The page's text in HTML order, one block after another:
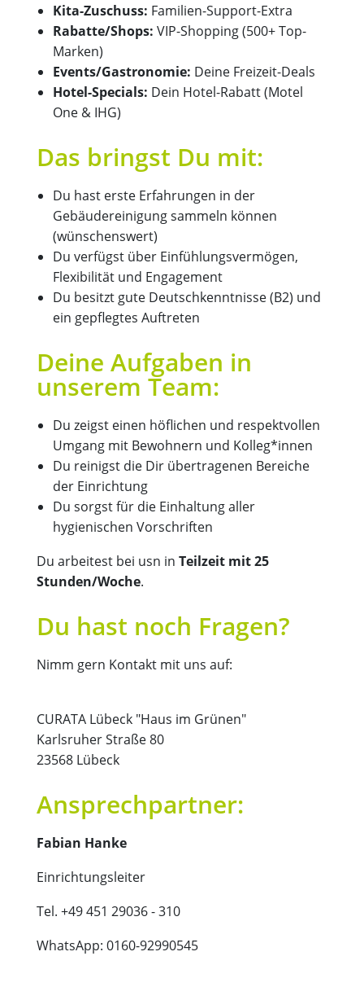
Kita-Zuschuss: Familien-Support-Extra
Rabatte/Shops: VIP-Shopping (500+ Top-
Marken)
Events/Gastronomie: Deine Freizeit-Deals
Hotel-Specials: Dein Hotel-Rabatt (Motel
One & IHG)
Das bringst Du mit:
Du hast erste Erfahrungen in der
Gebäudereinigung sammeln können
(wünschenswert)
Du verfügst über Einfühlungsvermögen,
Flexibilität und Engagement
Du besitzt gute Deutschkenntnisse (B2) und
ein gepflegtes Auftreten
Deine Aufgaben in
unserem Team:
Du zeigst einen höflichen und respektvollen
Umgang mit Bewohnern und Kolleg*innen
Du reinigst die Dir übertragenen Bereiche
der Einrichtung
Du sorgst für die Einhaltung aller
hygienischen Vorschriften
Du arbeitest bei usn in Teilzeit mit 25
Stunden/Woche.
Du hast noch Fragen?
Nimm gern Kontakt mit uns auf:
CURATA Lübeck "Haus im Grünen"
Karlsruher Straße 80
23568 Lübeck
Ansprechpartner:
Fabian Hanke
Einrichtungsleiter
Tel. +49 451 29036 - 310
WhatsApp: 0160-92990545